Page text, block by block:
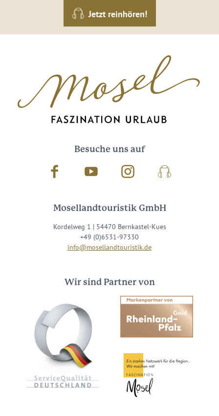
Jetzt reinhören!
Besuche uns auf
Facebook Youtube InstagramPodcast
Mosellandtouristik GmbH
Kordelweg 1 | 54470 Bernkastel-Kues
+49 (0)6531-97330
info@mosellandtouristik.de
Wir sind Partner von